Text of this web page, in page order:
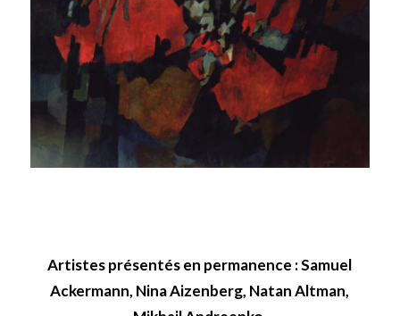
Artistes présentés en permanence : Samuel
Ackermann, Nina Aizenberg, Natan Altman,